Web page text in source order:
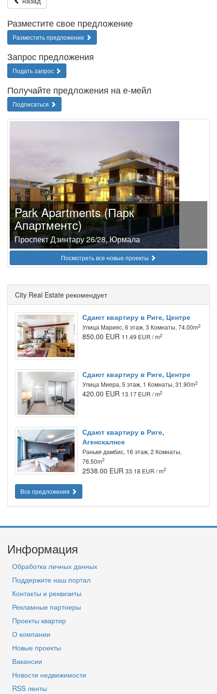
Разместите свое предложение
Разместить предложение
Запрос предложения
Подать запрос
Получайте предложения на е-мейл
Подписаться
Park Apartments (Парк
Апартментс)
Проспект Дзинтару 26/28, Юрмала
Посмотреть все новые проекты
City Real Estate рекомендует
Сдают квартиру в Риге, Центре
Улица Марияс, 6 этаж, 3 Комнаты, 74.00m2
850.00 EUR 11.49 EUR / m2
Сдают квартиру в Риге, Центре
Улица Миера, 5 этаж, 1 Комнаты, 31.90m2
420.00 EUR 13.17 EUR / m2
Сдают квартиру в Риге,
Агенскалнсе
Ранькя дамбис, 16 этаж, 2 Комнаты,
76.50m2
2538.00 EUR 33.18 EUR / m2
Все предложения
Информация
Обработка личных данных
Поддержите наш портал
Контакты и реквизиты
Рекламные партнеры
Проекты квартир
О компании
Новые проекты
Вакансии
Новости недвижимости
RSS ленты